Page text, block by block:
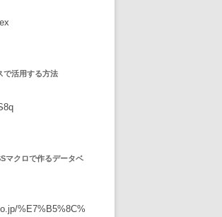
で活用する方法
マクロで作るデータベ
%E7%B5%8C%